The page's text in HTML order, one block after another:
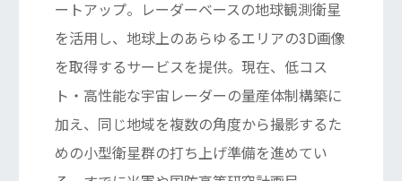
ートアップ。レーダーベースの地球観測衛星
を活用し、地球上のあらゆるエリアの3D画像
を取得するサービスを提供。現在、低コス
ト・高性能な宇宙レーダーの量産体制構築に
加え、同じ地域を複数の角度から撮影するた
めの小型衛星群の打ち上げ準備を進めてい